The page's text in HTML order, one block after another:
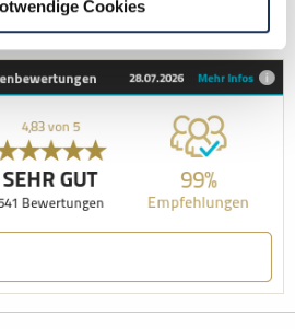
Cookies